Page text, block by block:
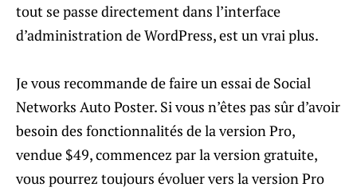
tout se passe directement dans l’interface
d’administration de WordPress, est un vrai plus.
Je vous recommande de faire un essai de Social
Networks Auto Poster. Si vous n’êtes pas sûr d’avoir
besoin des fonctionnalités de la version Pro,
vendue $49, commencez par la version gratuite,
vous pourrez toujours évoluer vers la version Pro